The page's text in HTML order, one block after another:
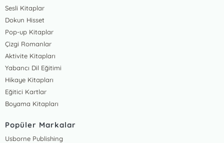
Sesli Kitaplar
Dokun Hisset
Pop-up Kitaplar
Çizgi Romanlar
Aktivite Kitapları
Yabancı Dil Eğitimi
Hikaye Kitapları
Eğitici Kartlar
Boyama Kitapları
Popüler Markalar
Usborne Publishing